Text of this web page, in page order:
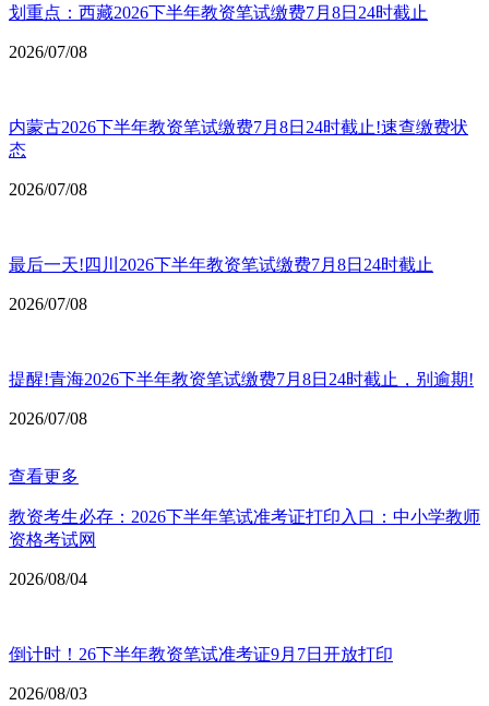
划重点：西藏2026下半年教资笔试缴费7月8日24时截止
2026/07/08
内蒙古2026下半年教资笔试缴费7月8日24时截止!速查缴费状
态
2026/07/08
最后一天!四川2026下半年教资笔试缴费7月8日24时截止
2026/07/08
提醒!青海2026下半年教资笔试缴费7月8日24时截止，别逾期!
2026/07/08
查看更多
教资考生必存：2026下半年笔试准考证打印入口：中小学教师
资格考试网
2026/08/04
倒计时！26下半年教资笔试准考证9月7日开放打印
2026/08/03